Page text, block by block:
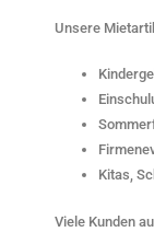
Unsere
Kitas,
Viele Kunden